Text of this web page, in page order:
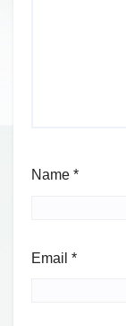
Name *
Email *